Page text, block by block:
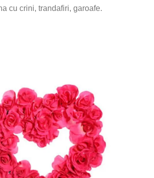
cu crini, trandafiri, garoafe.